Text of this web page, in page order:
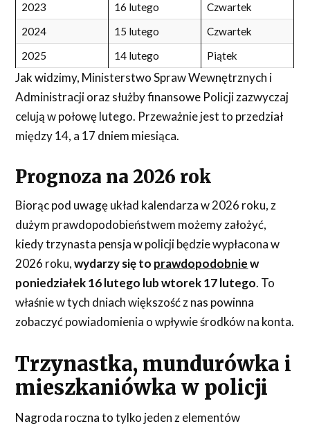
2023
16 lutego
Czwartek
2024
15 lutego
Czwartek
2025
14 lutego Piątek
Jak widzimy, Ministerstwo Spraw Wewnętrznych i
Administracji oraz służby finansowe Policji zazwyczaj
celują w połowę lutego. Przeważnie jest to przedział
między 14, a 17 dniem miesiąca.
Prognoza na 2026 rok
Biorąc pod uwagę układ kalendarza w 2026 roku, z
dużym prawdopodobieństwem możemy założyć,
kiedy trzynasta pensja w policji będzie wypłacona w
2026 roku,wydarzy się to prawdopodobniew
poniedziałek 16 lutego lub wtorek 17 lutego. To
właśnie w tych dniach większość z nas powinna
zobaczyć powiadomienia o wpływie środków na konta.
Trzynastka, mundurówka i
mieszkaniówka w policji
Nagroda roczna to tylko jeden z elementów